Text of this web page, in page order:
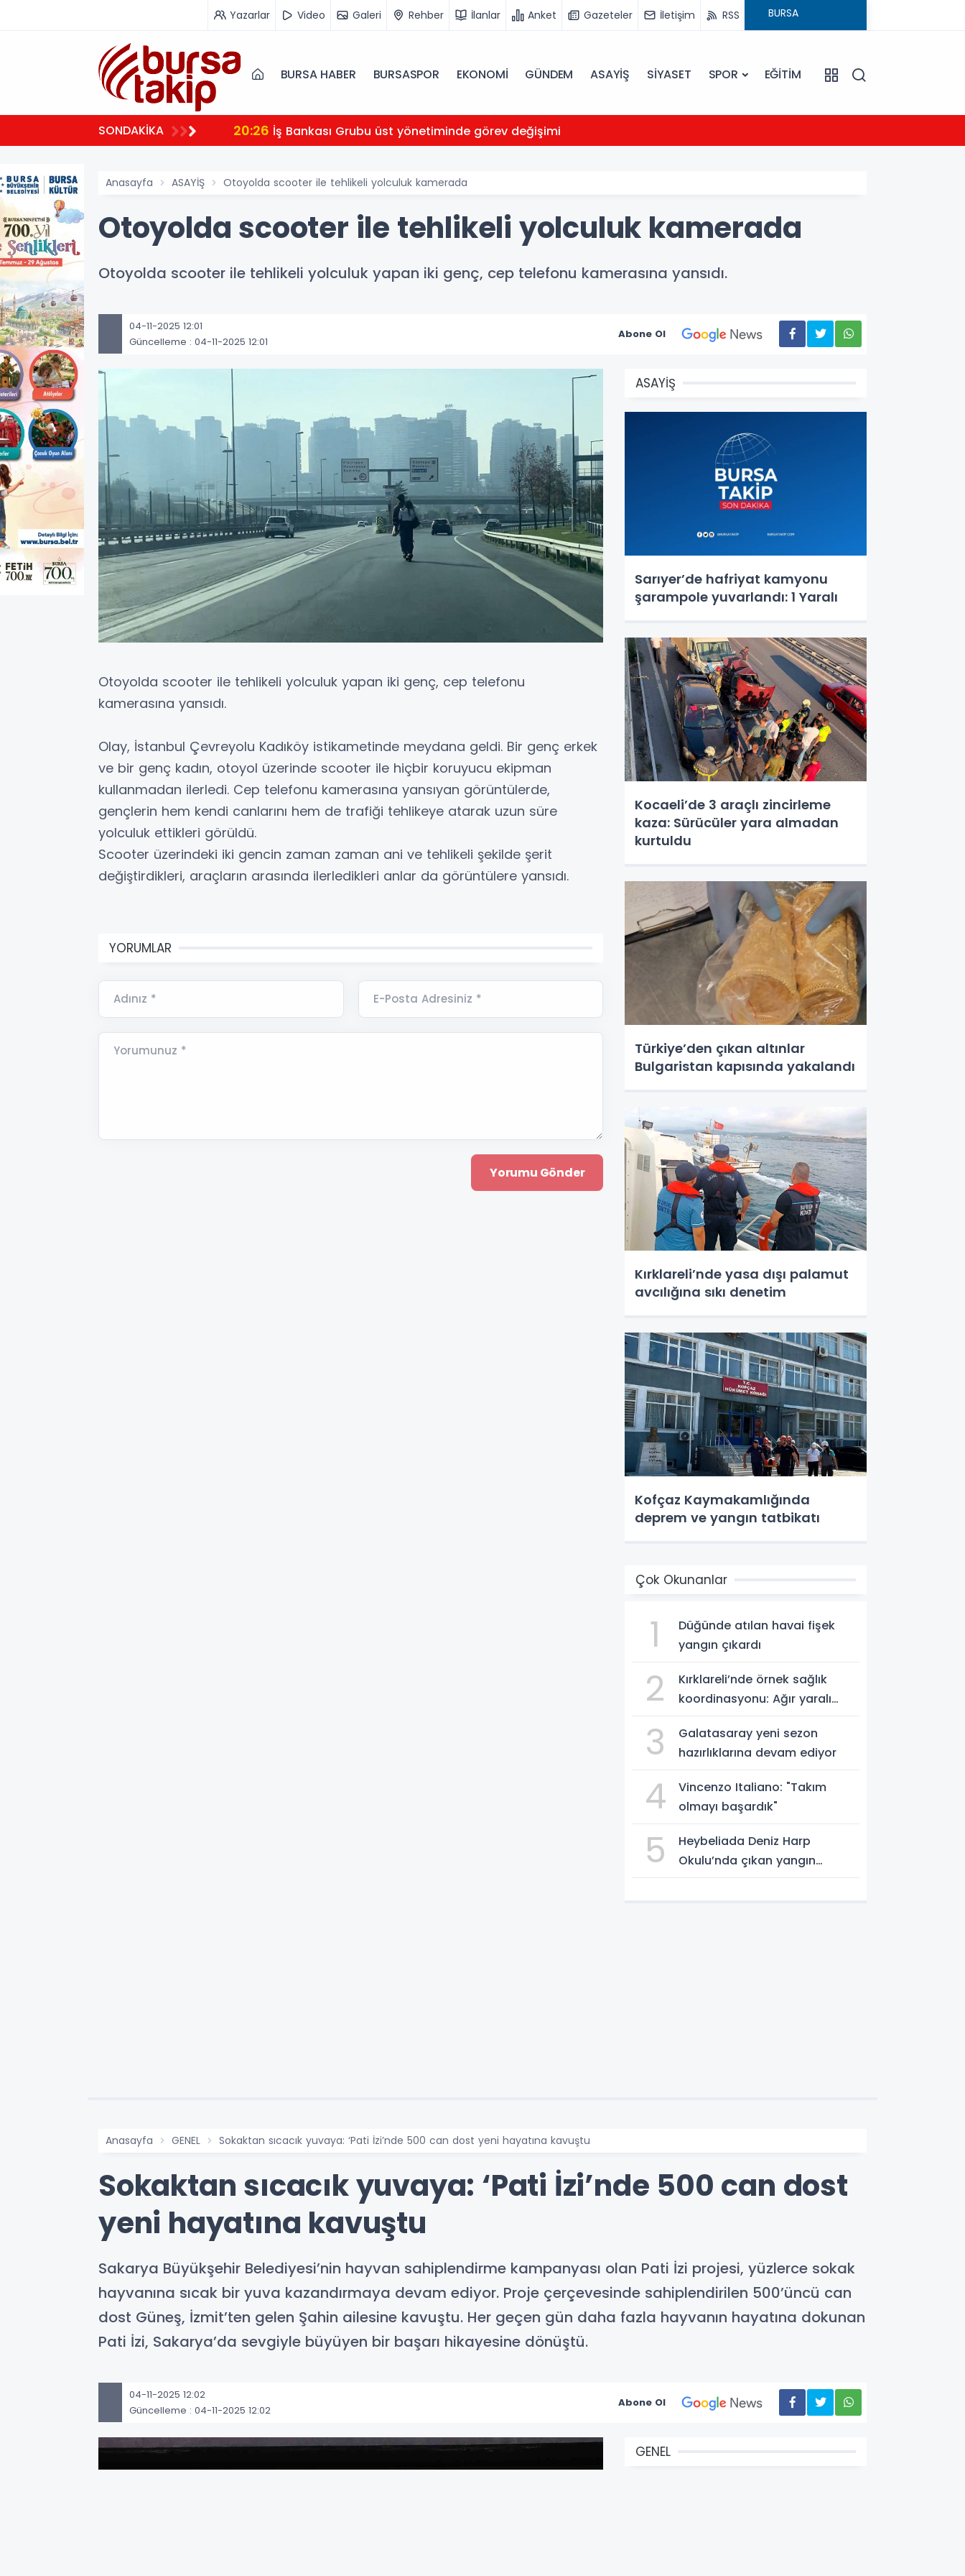
Yazarlar Video Galeri Rehber İlanlar Anket Gazeteler İletişim RSS
BURSA HABER BURSASPOR EKONOMİ GÜNDEM ASAYİŞ SİYASET SPOR EĞİTİM
SONDAKİKA 20:26 İş Bankası Grubu üst yönetiminde görev değişimi
Anasayfa ASAYİŞ Otoyolda scooter ile tehlikeli yolculuk kamerada
Otoyolda scooter ile tehlikeli yolculuk kamerada
Otoyolda scooter ile tehlikeli yolculuk yapan iki genç, cep telefonu kamerasına yansıdı.
04-11-2025 12:01
Güncelleme : 04-11-2025 12:01
Abone Ol
Otoyolda scooter ile tehlikeli yolculuk yapan iki genç, cep telefonu
kamerasına yansıdı.
Olay, İstanbul Çevreyolu Kadıköy istikametinde meydana geldi. Bir genç erkek
ve bir genç kadın, otoyol üzerinde scooter ile hiçbir koruyucu ekipman
kullanmadan ilerledi. Cep telefonu kamerasına yansıyan görüntülerde,
gençlerin hem kendi canlarını hem de trafiği tehlikeye atarak uzun süre
yolculuk ettikleri görüldü.
Scooter üzerindeki iki gencin zaman zaman ani ve tehlikeli şekilde şerit
değiştirdikleri, araçların arasında ilerledikleri anlar da görüntülere yansıdı.
YORUMLAR
Adınız * E-Posta Adresiniz *
Yorumunuz *
ASAYİŞ
Sarıyer’de hafriyat kamyonu
şarampole yuvarlandı: 1 Yaralı
Kocaeli’de 3 araçlı zincirleme
kaza: Sürücüler yara almadan
kurtuldu
Türkiye’den çıkan altınlar
Bulgaristan kapısında yakalandı
Kırklareli’nde yasa dışı palamut
avcılığına sıkı denetim
Kofçaz Kaymakamlığında
deprem ve yangın tatbikatı
Çok Okunanlar
1
Düğünde atılan havai fişek
yangın çıkardı
2
Kırklareli’nde örnek sağlık
koordinasyonu: Ağır yaralı
Ankara’ya sevk edildi
3
Galatasaray yeni sezon
hazırlıklarına devam ediyor
4
Vincenzo Italiano: "Takım
olmayı başardık"
5
Heybeliada Deniz Harp
Okulu’nda çıkan yangın
Anasayfa GENEL Sokaktan sıcacık yuvaya: ‘Pati İzi’nde 500 can dost yeni hayatına kavuştu
Sokaktan sıcacık yuvaya: ‘Pati İzi’nde 500 can dost
yeni hayatına kavuştu
Sakarya Büyükşehir Belediyesi’nin hayvan sahiplendirme kampanyası olan Pati İzi projesi, yüzlerce sokak
hayvanına sıcak bir yuva kazandırmaya devam ediyor. Proje çerçevesinde sahiplendirilen 500’üncü can
dost Güneş, İzmit’ten gelen Şahin ailesine kavuştu. Her geçen gün daha fazla hayvanın hayatına dokunan
Pati İzi, Sakarya’da sevgiyle büyüyen bir başarı hikayesine dönüştü.
04-11-2025 12:02
Güncelleme : 04-11-2025 12:02
Abone Ol
GENEL